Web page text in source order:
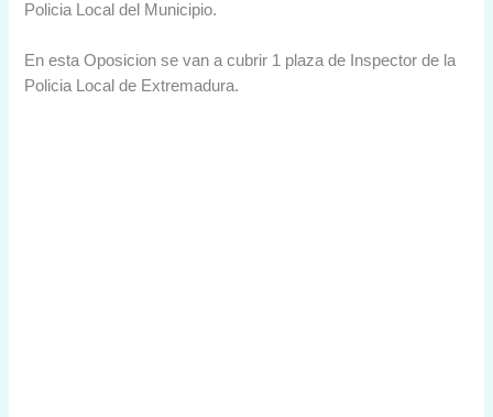
Policia Local del Municipio.
En esta Oposicion se van a cubrir 1 plaza de Inspector de la
Policia Local de Extremadura.